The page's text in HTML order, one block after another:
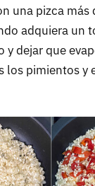
una pizca más
adquiera un
y dejar que
los pimientos y